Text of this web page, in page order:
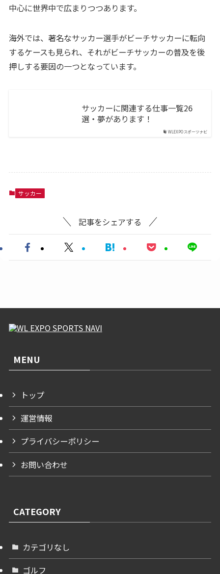
中心に世界中で広まりつつあります。
海外では、著名なサッカー選手がビーチサッカーに転向
するケースも見られ、それがビーチサッカーの普及を後
押しする要因の一つとなっています。
WLEXPOスポーツナビ
サッカーに関連する仕事一覧26
選・夢があります！
サッカー
記事をシェアする
MENU
トップ
運営情報
プライバシーポリシー
お問い合わせ
CATEGORY
カテゴリなし
ゴルフ